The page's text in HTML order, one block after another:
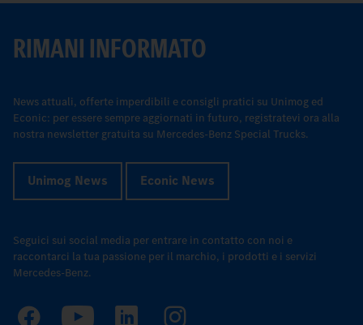
RIMANI INFORMATO
News attuali, offerte imperdibili e consigli pratici su Unimog ed
Econic: per essere sempre aggiornati in futuro, registratevi ora alla
nostra newsletter gratuita su Mercedes-Benz Special Trucks.
Unimog News Econic News
Seguici sui social media per entrare in contatto con noi e
raccontarci la tua passione per il marchio, i prodotti e i servizi
Mercedes-Benz.